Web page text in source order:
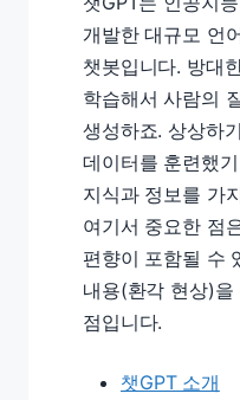
개발한 대규모 언
챗봇입니다. 방대
학습해서 사람의
생성하죠. 상상하
데이터를 훈련했
지식과 정보를 가
여기서 중요한 점
편향이 포함될 수
내용(환각 현상)
점입니다.
챗GPT 소개